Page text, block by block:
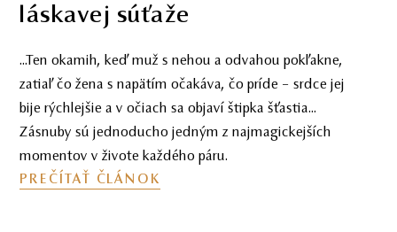
láskavej súťaže
...Ten okamih, keď muž s nehou a odvahou pokľakne,
zatiaľ čo žena s napätím očakáva, čo príde – srdce jej
bije rýchlejšie a v očiach sa objaví štipka šťastia...
Zásnuby sú jednoducho jedným z najmagickejších
momentov v živote každého páru.
PREČÍTAŤ ČLÁNOK